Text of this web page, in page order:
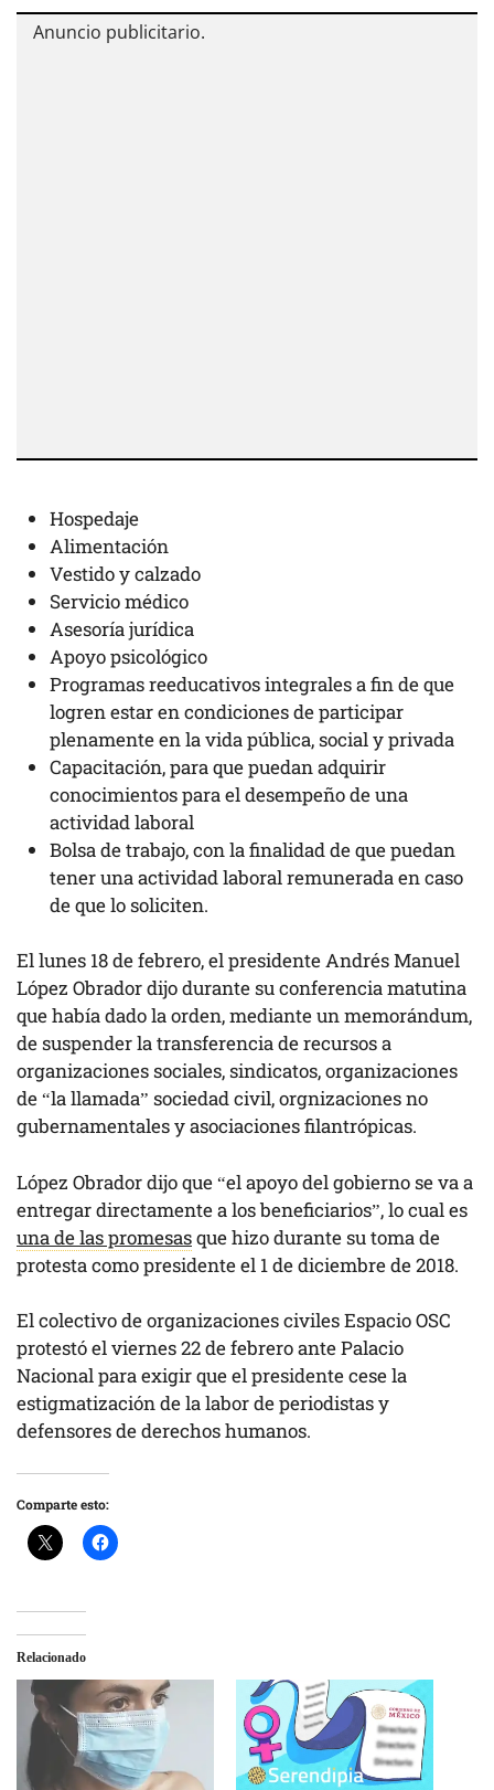
Hospedaje
Alimentación
Vestido y calzado
Servicio médico
Asesoría jurídica
Apoyo psicológico
Programas reeducativos integrales a fin de que
logren estar en condiciones de participar
plenamente en la vida pública, social y privada
Capacitación, para que puedan adquirir
conocimientos para el desempeño de una
actividad laboral
Bolsa de trabajo, con la finalidad de que puedan
tener una actividad laboral remunerada en caso
de que lo soliciten.
El lunes 18 de febrero, el presidente Andrés Manuel
López Obrador dijo durante su conferencia matutina
que había dado la orden, mediante un memorándum,
de suspender la transferencia de recursos a
organizaciones sociales, sindicatos, organizaciones
de “la llamada” sociedad civil, orgnizaciones no
gubernamentales y asociaciones filantrópicas.
López Obrador dijo que “el apoyo del gobierno se va a
entregar directamente a los beneficiarios”, lo cual es
una de las promesasque hizo durante su toma de
protesta como presidente el 1 de diciembre de 2018.
El colectivo de organizaciones civiles Espacio OSC
protestó el viernes 22 de febrero ante Palacio
Nacional para exigir que el presidente cese la
estigmatización de la labor de periodistas y
defensores de derechos humanos.
Comparte esto:
Relacionado